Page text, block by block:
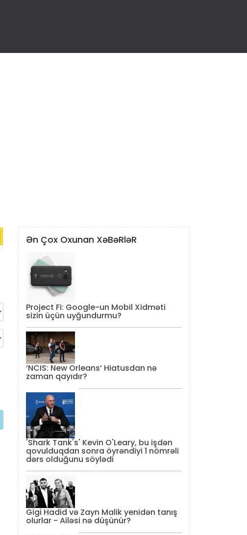
Ən Çox Oxunan XəBəRləR
Project Fi: Google-un Mobil Xidməti
sizin üçün uyğundurmu?
‘NCIS: New Orleans’ Hiatusdan nə
zaman qayıdır?
'Shark Tank's' Kevin O'Leary, bu işdən
qovulduqdan sonra öyrəndiyi 1 nömrəli
dərs olduğunu söylədi
Gigi Hadid və Zayn Malik yenidən tanış
olurlar - Ailəsi nə düşünür?